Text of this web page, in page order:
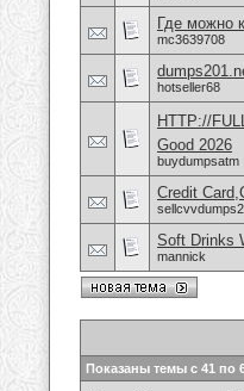
Где можно
mc3639708
hotseller68
HTTP://
Good 2026
buydumpsatm
Credit
Soft Drinks
mannick
Показаны темы с 41 по